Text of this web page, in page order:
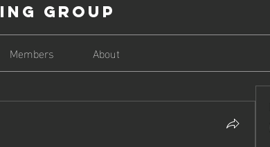
Group
Members
About